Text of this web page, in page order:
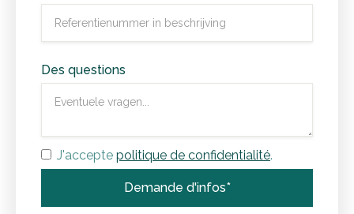
Des questions
J'accepte politique de confidentialité.